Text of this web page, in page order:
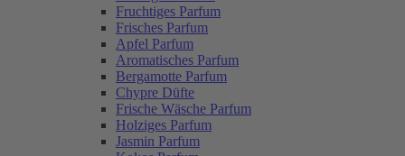
Fruchtiges Parfum
Frisches Parfum
Apfel Parfum
Aromatisches Parfum
Bergamotte Parfum
Chypre Düfte
Frische Wäsche Parfum
Holziges Parfum
Jasmin Parfum